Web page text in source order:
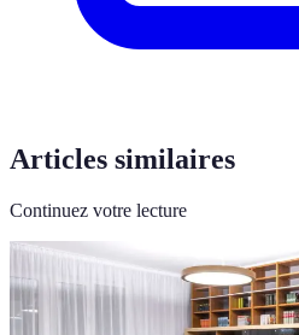
Articles similaires
Continuez votre lecture